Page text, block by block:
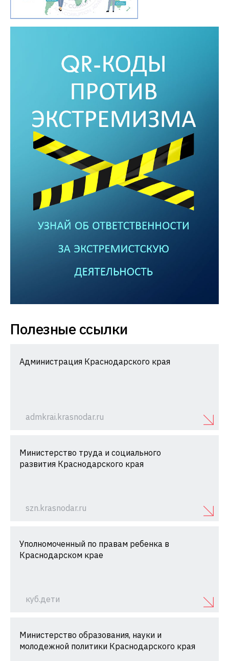
Полезные ссылки
Администрация Краснодарского края
admkrai.krasnodar.ru
Министерство труда и социального
развития Краснодарского края
szn.krasnodar.ru
Уполномоченный по правам ребенка в
Краснодарском крае
куб.дети
Министерство образования, науки и
молодежной политики Краснодарского края